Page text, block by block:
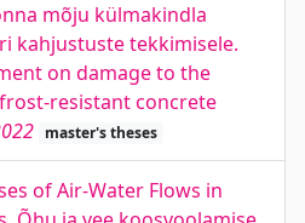
mõju külmakindla
kahjustuste tekkimisele.
on damage to the
resistant concrete
master's theses
of Air-Water Flows in